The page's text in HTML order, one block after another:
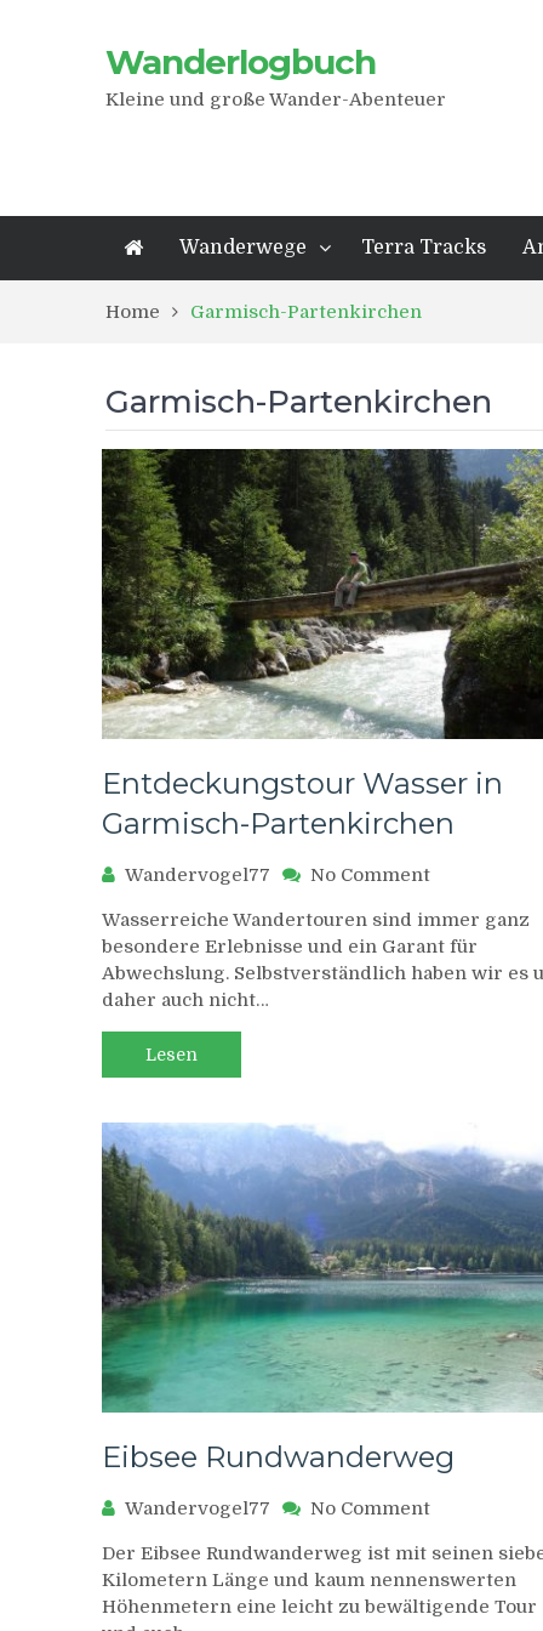
Wanderlogbuch
Kleine und große Wander-Abenteuer
Wanderwege Terra Tracks
Home Garmisch-Partenkirchen
Garmisch-Partenkirchen
Entdeckungstour Wasser in
Garmisch-Partenkirchen
Wandervogel77 No Commenton
Wasser
in
Garmisch-
Wasserreiche Wandertouren sind immer ganz
besondere Erlebnisse und ein Garant für
Abwechslung. Selbstverständlich haben wir es
daher auch nicht…
Lesen
Eibsee Rundwanderweg
Wandervogel77 No Commenton
Der Eibsee Rundwanderweg ist mit seinen
Kilometern Länge und kaum nennenswerten
Höhenmetern eine leicht zu bewältigende Tour